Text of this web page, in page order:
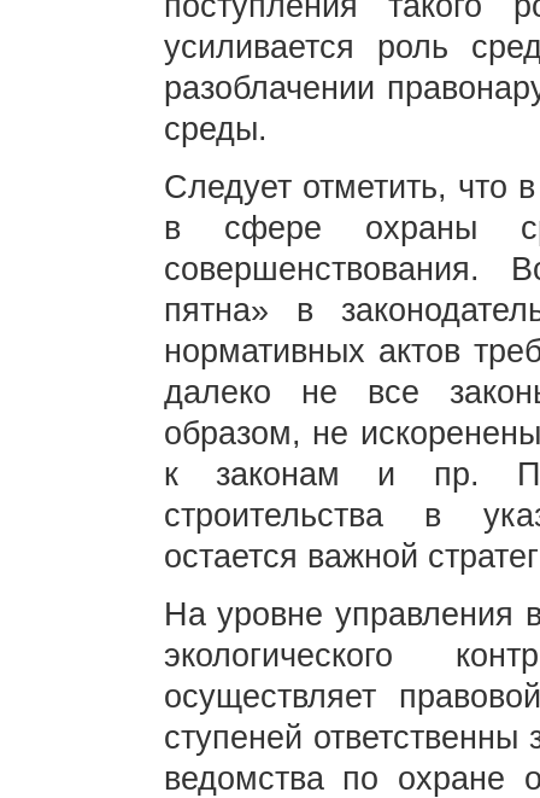
усиливается роль
разоблачении
среды.
Следует отметить, что
в сфере охраны
совершенствования.
пятна» в
нормативных актов
далеко не все
образом, не
к законам и пр.
строительства в
остается важной
На уровне управления
экологического
осуществляет
ступеней
ведомства по охране